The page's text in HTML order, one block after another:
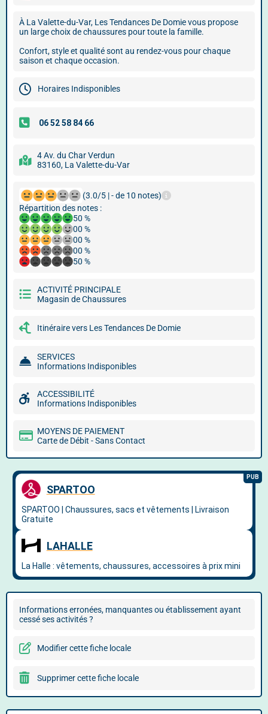
À La Valette-du-Var, Les Tendances De Domie vous propose
un large choix de chaussures pour toute la famille.
Confort, style et qualité sont au rendez-vous pour chaque
saison et chaque occasion.
Horaires Indisponibles
4 Av. du Char Verdun
83160, La Valette-du-Var
(3.0/5 | - de 10 notes)
Répartition des notes :
50 %
00 %
00 %
00 %
50 %
ACTIVITÉ PRINCIPALE
Magasin de Chaussures
Itinéraire vers Les Tendances De Domie
SERVICES
Informations Indisponibles
ACCESSIBILITÉ
Informations Indisponibles
MOYENS DE PAIEMENT
Carte de Débit - Sans Contact
Informations erronées, manquantes ou établissement ayant
cessé ses activités ?
Modifier cette fiche locale
Supprimer cette fiche locale